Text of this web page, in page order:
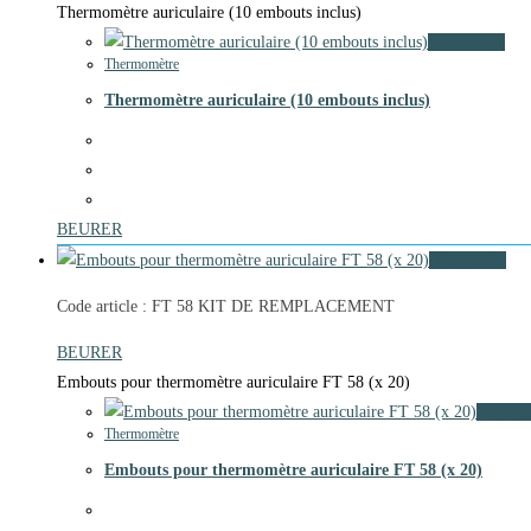
Thermomètre auriculaire (10 embouts inclus)
Thermomètre
Thermomètre auriculaire (10 embouts inclus)
BEURER
Code article : FT 58 KIT DE REMPLACEMENT
BEURER
Embouts pour thermomètre auriculaire FT 58 (x 20)
Thermomètre
Embouts pour thermomètre auriculaire FT 58 (x 20)